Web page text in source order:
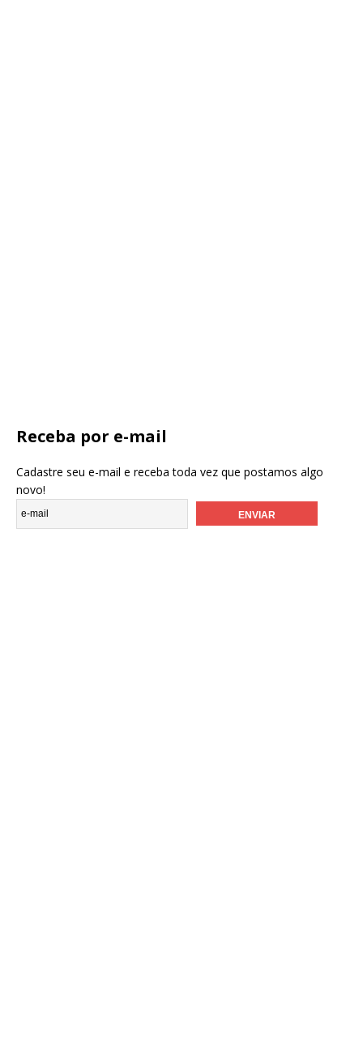
Receba por e-mail
Cadastre seu e-mail e receba toda vez que postamos algo
novo!